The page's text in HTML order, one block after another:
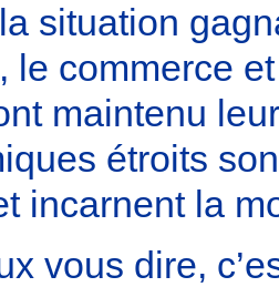
situation
le commerce
maintenu
étroits
incarnent la
vous dire,